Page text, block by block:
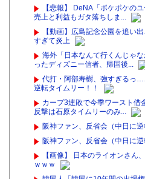
【悲報】 DeNA「ポケポケの
売上と利益もガタ落ちしま...
【動画】広島記念公園を追い
すぎて炎上
海外「日本なんて行くんじゃ
ったディズニー信者、帰国後...
代打・阿部寿樹、強すぎる
逆転タイムリー！！
カープ3連敗で今季ワースト借
反撃は石原タイムリーのみ...
阪神ファン、反省会（中日に逆
阪神ファン、反省会（中日に逆
【画像】 日本のライオンさん
ｗｗｗ